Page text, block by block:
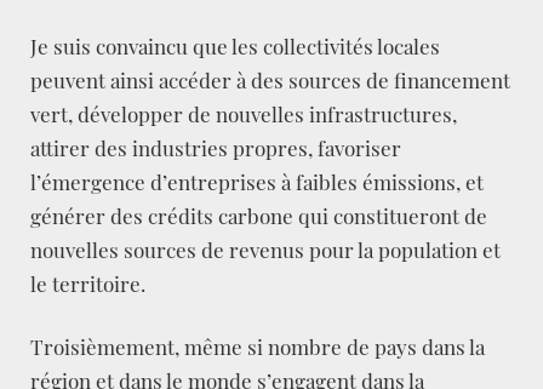
Je suis convaincu que les collectivités locales
peuvent ainsi accéder à des sources de financement
vert, développer de nouvelles infrastructures,
attirer des industries propres, favoriser
l’émergence d’entreprises à faibles émissions, et
générer des crédits carbone qui constitueront de
nouvelles sources de revenus pour la population et
le territoire.
Troisièmement, même si nombre de pays dans la
région et dans le monde s’engagent dans la